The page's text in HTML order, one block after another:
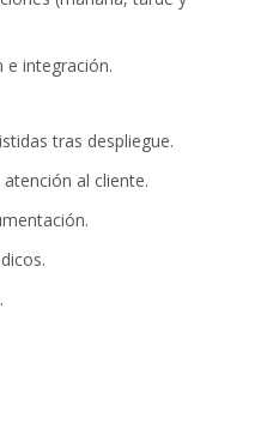
e integración.
tras despliegue.
al cliente.